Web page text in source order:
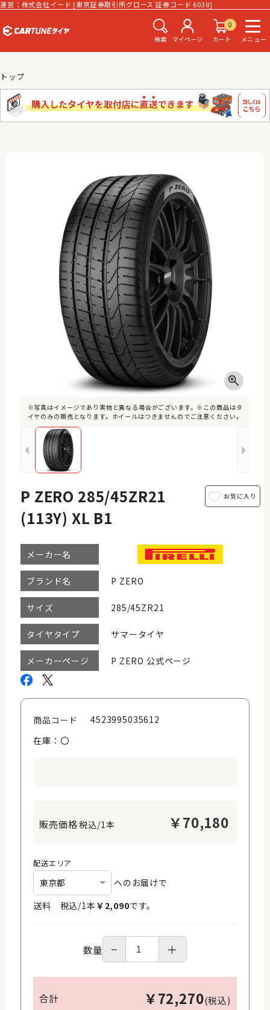
運営：株式会社イード [東京証券取引所グロース 証券コード 6038]
検索 マイページ
0
カート
メニュー
トップ
※写真はイメージであり実物と異なる場合がございます。※この商品はタ
イヤのみの販売となります。ホイールはつきませんのでご注意ください。
P ZERO 285/45ZR21
(113Y) XL B1
メーカー名
ブランド名 P ZERO
サイズ 285/45ZR21
タイヤタイプ サマータイヤ
メーカーページ P ZERO 公式ページ
商品コード
4523995035612
在庫：〇
税込/1本 ￥70,180
配送エリア
へのお届けで
送料 税込/1本 ￥ 2,090です。
数量 − ＋
合計 ￥72,270(税込)